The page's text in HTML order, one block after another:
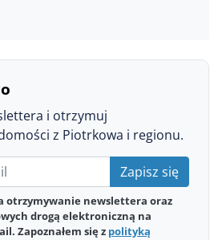
i otrzymuj
z Piotrkowa i regionu.
Zapisz się
otrzymywanie newslettera oraz
drogą elektroniczną na
Zapoznałem się z polityką